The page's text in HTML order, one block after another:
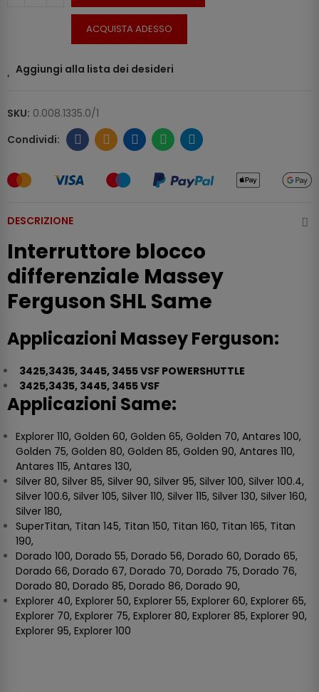
ACQUISTA ADESSO
Aggiungi alla lista dei desideri
SKU: 0.008.1335.0/1
DESCRIZIONE
Interruttore blocco
differenziale Massey
Ferguson SHL Same
Applicazioni Massey Ferguson:
3425,3435, 3445, 3455 VSF POWERSHUTTLE
3425,3435, 3445, 3455 VSF
Applicazioni Same:
Explorer 110, Golden 60, Golden 65, Golden 70, Antares 100,
Golden 75, Golden 80, Golden 85, Golden 90, Antares 110,
Antares 115, Antares 130,
Silver 80, Silver 85, Silver 90, Silver 95, Silver 100, Silver 100.4,
Silver 100.6, Silver 105, Silver 110, Silver 115, Silver 130, Silver 160,
Silver 180,
SuperTitan, Titan 145, Titan 150, Titan 160, Titan 165, Titan
190,
Dorado 100, Dorado 55, Dorado 56, Dorado 60, Dorado 65,
Dorado 66, Dorado 67, Dorado 70, Dorado 75, Dorado 76,
Dorado 80, Dorado 85, Dorado 86, Dorado 90,
Explorer 40, Explorer 50, Explorer 55, Explorer 60, Explorer 65,
Explorer 70, Explorer 75, Explorer 80, Explorer 85, Explorer 90,
Explorer 95, Explorer 100